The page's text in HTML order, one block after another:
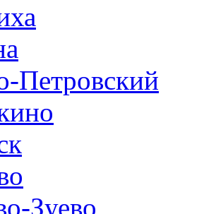
Петровский
Зуево